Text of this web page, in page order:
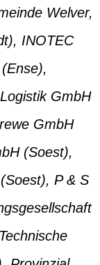
Welver,
INOTEC
GmbH
GmbH
(Soest),
P & S